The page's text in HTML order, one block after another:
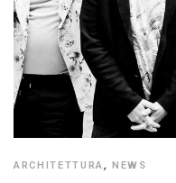
ARCHITETTURA,NEWS